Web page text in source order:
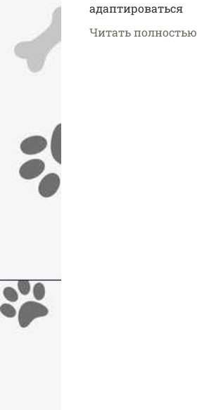
адаптироваться
Читать полностью